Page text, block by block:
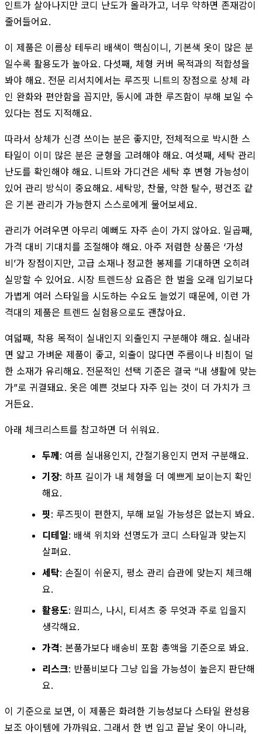
인트가 살아나지만 코디 난도가 올라가고, 너무 약하면 존재감이
줄어들어요.
이 제품은 이름상 테두리 배색이 핵심이니, 기본색 옷이 많은 분
일수록 활용도가 높아요. 다섯째, 체형 커버 목적과의 적합성을
봐야 해요. 전문 리서치에서는 루즈핏 니트의 장점으로 상체 라
인 완화와 편안함을 꼽지만, 동시에 과한 루즈함이 부해 보일 수
있다는 점도 지적해요.
따라서 상체가 신경 쓰이는 분은 좋지만, 전체적으로 박시한 스
타일이 이미 많은 분은 균형을 고려해야 해요. 여섯째, 세탁 관리
난도를 확인해야 해요. 니트와 가디건은 세탁 후 변형 가능성이
있어 관리 방식이 중요해요. 세탁망, 찬물, 약한 탈수, 평건조 같
은 기본 관리가 가능한지 스스로에게 물어보세요.
관리가 어려우면 아무리 예뻐도 자주 손이 가지 않아요. 일곱째,
가격 대비 기대치를 조절해야 해요. 아주 저렴한 상품은 ‘가성
비’가 장점이지만, 고급 소재나 정교한 봉제를 기대하면 오히려
실망할 수 있어요. 시장 트렌드상 요즘은 한 벌을 오래 입기보다
가볍게 여러 스타일을 시도하는 수요도 늘었기 때문에, 이런 가
격대의 제품은 트렌드 실험용으로도 괜찮아요.
여덟째, 착용 목적이 실내인지 외출인지 구분해야 해요. 실내라
면 얇고 가벼운 제품이 좋고, 외출이 많다면 주름이나 비침이 덜
한 소재가 유리해요. 전문적인 선택 기준은 결국 “내 생활에 맞는
가”로 귀결돼요. 옷은 예쁜 것보다 자주 입는 것이 더 가치가 크
거든요.
아래 체크리스트를 참고하면 더 쉬워요.
두께: 여름 실내용인지, 간절기용인지 먼저 구분해요.
기장: 하프 길이가 내 체형을 더 예쁘게 보이는지 확인
해요.
핏: 루즈핏이 편한지, 부해 보일 가능성은 없는지 봐요.
디테일: 배색 위치와 선명도가 코디 스타일과 맞는지
살펴요.
세탁: 손질이 쉬운지, 평소 관리 습관에 맞는지 체크해
요.
활용도: 원피스, 나시, 티셔츠 중 무엇과 주로 입을지
생각해요.
가격: 본품가보다 배송비 포함 총액을 기준으로 봐요.
리스크: 반품비보다 그냥 입을 가능성이 높은지 판단해
요.
이 기준으로 보면, 이 제품은 화려한 기능성보다 스타일 완성용
보조 아이템에 가까워요. 그래서 한 번 입고 끝날 옷이 아니라,